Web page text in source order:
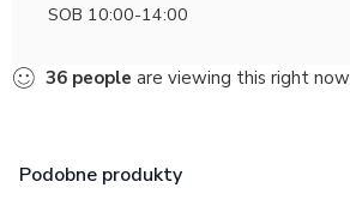
SOB 10:00-14:00
36 people are viewing this right now
Podobne produkty